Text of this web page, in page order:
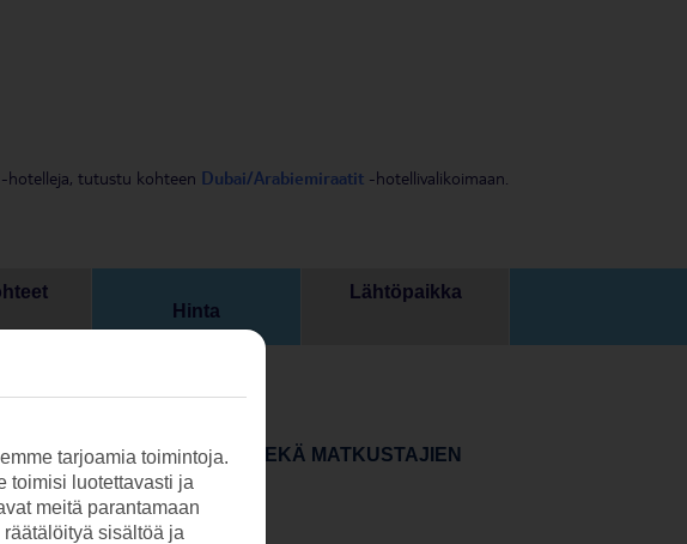
hotelleja, tutustu kohteen Dubai/Arabiemiraatit -hotellivalikoimaan.
Hinta
Lähtöpaikka
TARKAN LÄHTÖPÄIVÄN SEKÄ MATKUSTAJIEN
tarjoamia toimintoja.
toimisi luotettavasti ja
meitä parantamaan
sisältöä ja